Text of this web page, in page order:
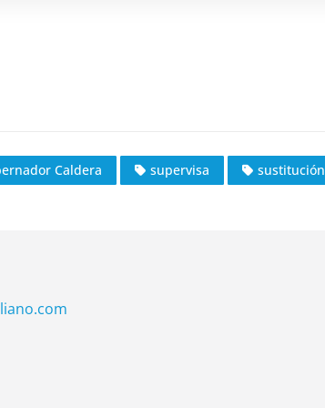
Caldera supervisa sustitución